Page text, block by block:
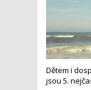
Dětem i
jsou 5.